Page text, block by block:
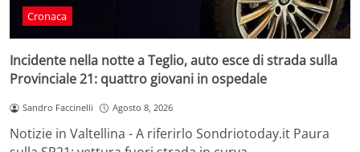
Cronaca
Incidente nella notte a Teglio, auto esce di strada sulla
Provinciale 21: quattro giovani in ospedale
Sandro Faccinelli Agosto 8, 2026
Notizie in Valtellina - A riferirlo Sondriotoday.it Paura